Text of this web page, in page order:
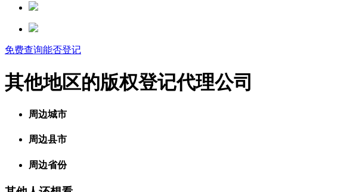
免费查询能否登记
其他地区的版权登记代理公司
周边城市
周边县市
周边省份